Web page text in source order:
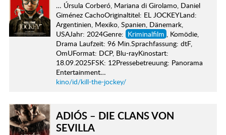
… Úrsula Corberó, Mariana di Girolamo, Daniel
Giménez CachoOriginaltitel: EL JOCKEYLand:
Argentinien, Mexiko, Spanien, Dänemark,
USAJahr: 2024Genre: Kriminalfilm , Komödie,
Drama Laufzeit: 96 Min.Sprachfassung: dtF,
OmUFormat: DCP, Blu-rayKinostart:
18.09.2025FSK: 12Pressebetreuung: Panorama
Entertainment…
kino/id/kill-the-jockey/
ADIÓS – DIE CLANS VON
SEVILLA